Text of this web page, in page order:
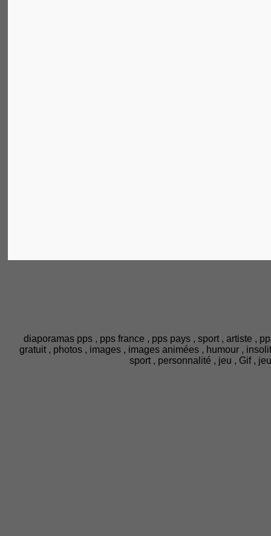
diaporamas pps , pps france , pps pays , sport , artiste ,
gratuit , photos , images , images animées , humour ,
sport , personnalité , jeu , Gif ,